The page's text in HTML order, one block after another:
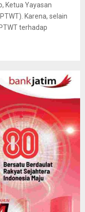
Ketua Yayasan
Karena, selain
terhadap